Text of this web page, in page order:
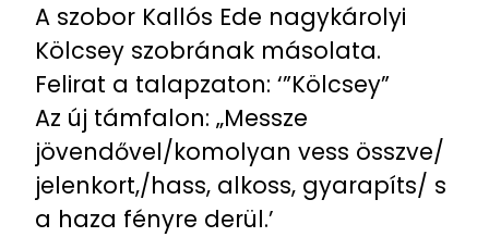
A szobor Kallós Ede nagykárolyi
Kölcsey szobrának másolata.
Felirat a talapzaton: ‘”Kölcsey”
Az új támfalon: „Messze
jövendővel/komolyan vess összve/
jelenkort,/hass, alkoss, gyarapíts/ s
a haza fényre derül.’